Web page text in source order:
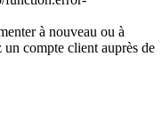
à nouveau ou à
compte client auprès de